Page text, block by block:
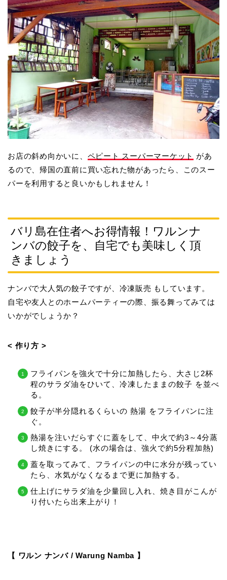
お店の斜め向かいに、 ペピート スーパーマーケット があ
るので、帰国の直前に買い忘れた物があったら、このスー
パーを利用すると良いかもしれません！
バリ島在住者へお得情報！ワルンナ
ンバの餃子を、自宅でも美味しく頂
きましょう
ナンバで大人気の餃子ですが、 冷凍販売 もしています。
自宅や友人とのホームパーティーの際、振る舞ってみては
いかがでしょうか？
< 作り方 >
フライパンを強火で十分に加熱したら、大さじ2杯
程のサラダ油をひいて、 冷凍したままの餃子 を並べ
る。
餃子が半分隠れるくらいの 熱湯 をフライパンに注
ぐ。
熱湯を注いだらすぐに蓋をして、中火で約3～4分蒸
し焼きにする。 (水の場合は、強火で約5分程加熱)
蓋を取ってみて、フライパンの中に水分が残ってい
たら、水気がなくなるまで更に加熱する。
仕上げにサラダ油を少量回し入れ、焼き目がこんが
り付いたら出来上がり！
【 ワルン ナンバ / Warung Namba 】